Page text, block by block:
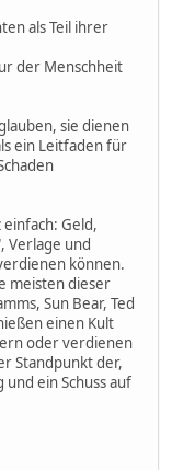
als Teil ihrer
der Menschheit
sie dienen
ein Leitfaden für
Geld,
Verlage und
können.
meisten dieser
Sun Bear, Ted
einen Kult
oder verdienen
Standpunkt der,
ein Schuss auf